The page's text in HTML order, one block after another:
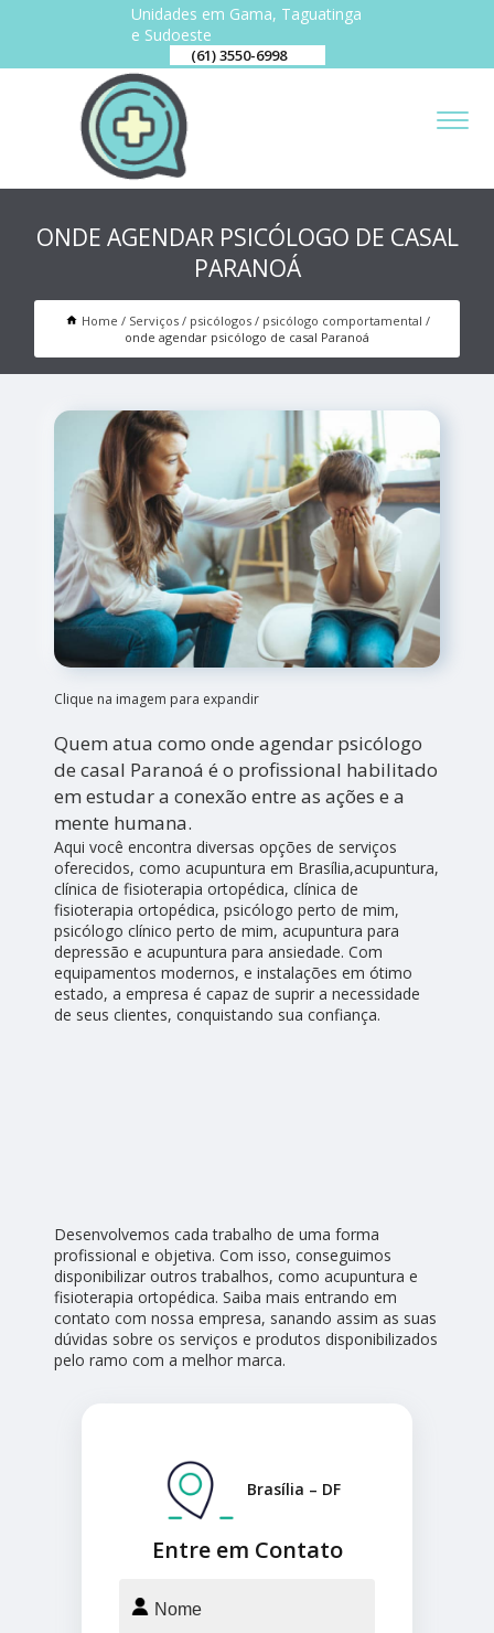
Unidades em Gama, Taguatinga
e Sudoeste
(61) 3550-6998
ONDE AGENDAR PSICÓLOGO DE CASAL
PARANOÁ
Home Serviços psicólogos
psicólogo comportamental
onde agendar psicólogo de casal Paranoá
Clique na imagem para expandir
Quem atua como onde agendar psicólogo
de casal Paranoá é o profissional habilitado
em estudar a conexão entre as ações e a
mente humana.
Aqui você encontra diversas opções de serviços
oferecidos, como acupuntura em Brasília,acupuntura,
clínica de fisioterapia ortopédica, clínica de
fisioterapia ortopédica, psicólogo perto de mim,
psicólogo clínico perto de mim, acupuntura para
depressão e acupuntura para ansiedade. Com
equipamentos modernos, e instalações em ótimo
estado, a empresa é capaz de suprir a necessidade
de seus clientes, conquistando sua confiança.
Desenvolvemos cada trabalho de uma forma
profissional e objetiva. Com isso, conseguimos
disponibilizar outros trabalhos, como acupuntura e
fisioterapia ortopédica. Saiba mais entrando em
contato com nossa empresa, sanando assim as suas
dúvidas sobre os serviços e produtos disponibilizados
pelo ramo com a melhor marca.
Entre em Contato
Brasília – DF